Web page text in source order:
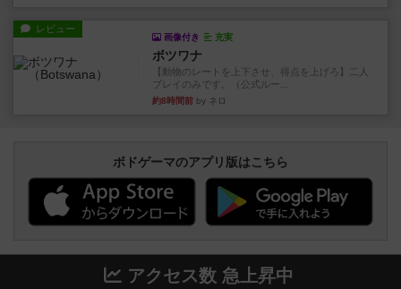
レビュー
画像付き 充実
ボツワナ
【動物のレートを上下させ、得点を上げろ】二人
プレイのみです。（公式ルー...
約8時間前 by ネロ
ボドゲーマのアプリ版はこちら
アクセス数 急上昇中